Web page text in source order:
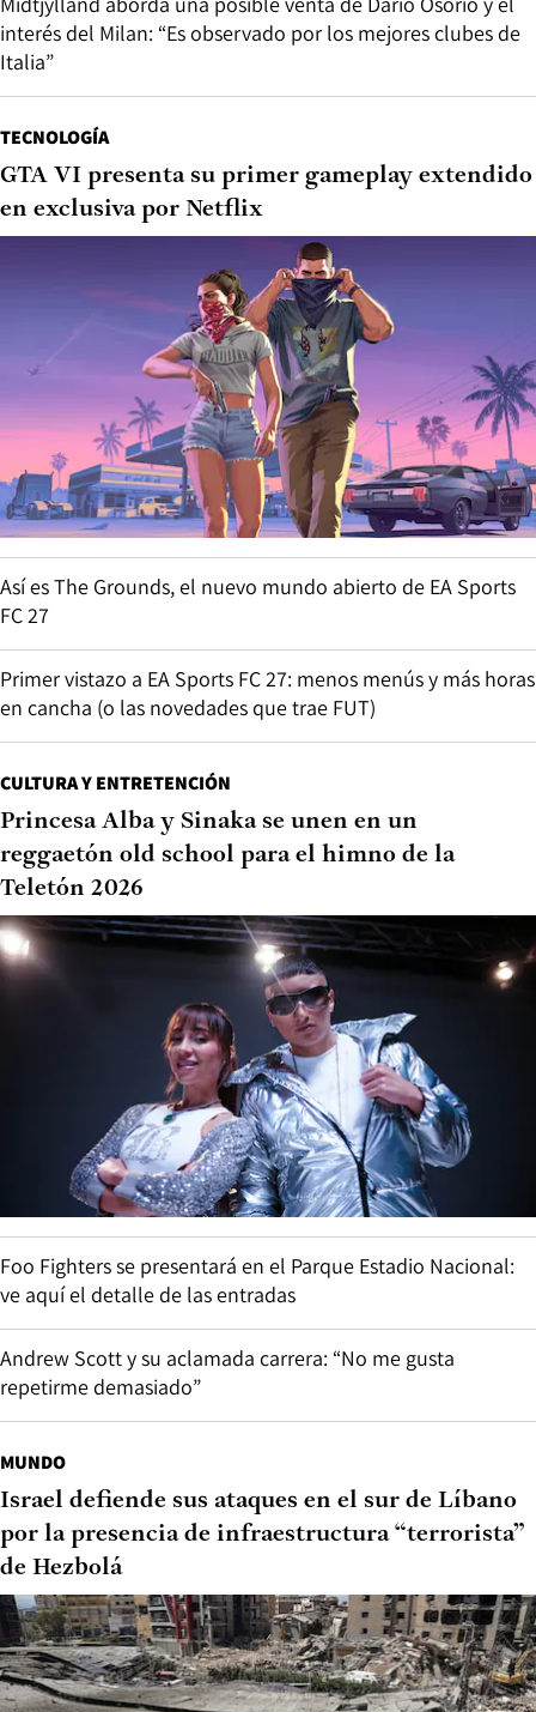
interés del Milan: “Es observado por los mejores clubes de
Italia”
TECNOLOGÍA
GTA VI presenta su primer gameplay extendido
en exclusiva por Netflix
Así es The Grounds, el nuevo mundo abierto de EA Sports
FC 27
Primer vistazo a EA Sports FC 27: menos menús y más horas
en cancha (o las novedades que trae FUT)
CULTURA Y ENTRETENCIÓN
Princesa Alba y Sinaka se unen en un
reggaetón old school para el himno de la
Teletón 2026
Foo Fighters se presentará en el Parque Estadio Nacional:
ve aquí el detalle de las entradas
Andrew Scott y su aclamada carrera: “No me gusta
repetirme demasiado”
MUNDO
Israel defiende sus ataques en el sur de Líbano
por la presencia de infraestructura “terrorista”
de Hezbolá